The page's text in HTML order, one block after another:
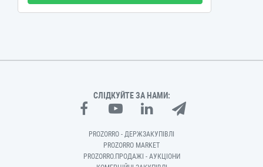
СЛІДКУЙТЕ ЗА НАМИ:
PROZORRO - ДЕРЖЗАКУПІВЛІ
PROZORRO MARKET
PROZORRO.ПРОДАЖІ - АУКЦІОНИ